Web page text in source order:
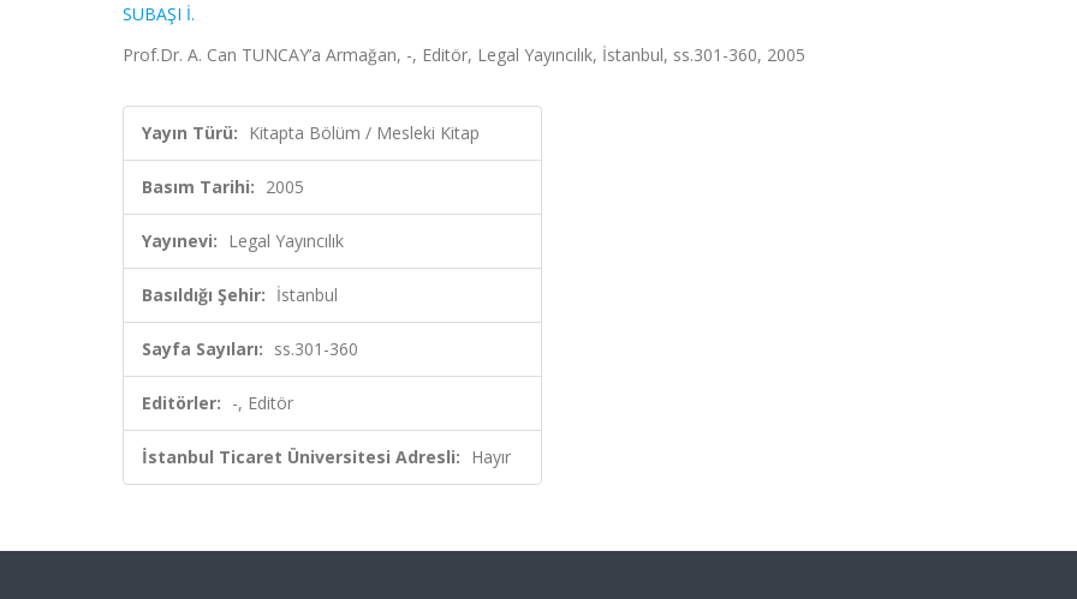
SUBAŞI İ.
Prof.Dr. A. Can TUNCAY’a Armağan, -, Editör, Legal Yayıncılık, İstanbul, ss.301-360, 2005
Yayın Türü: Kitapta Bölüm / Mesleki Kitap
Basım Tarihi: 2005
Yayınevi: Legal Yayıncılık
Basıldığı Şehir: İstanbul
Sayfa Sayıları: ss.301-360
Editörler: -, Editör
İstanbul Ticaret Üniversitesi Adresli: Hayır